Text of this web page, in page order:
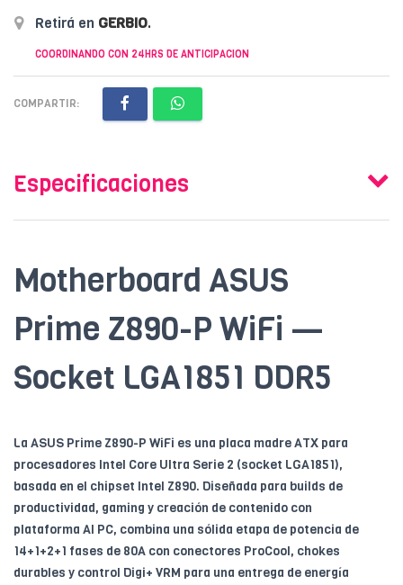
Retirá en GERBIO.
COORDINANDO CON 24HRS DE ANTICIPACION
COMPARTIR:
Especificaciones
Motherboard ASUS
Prime Z890-P WiFi —
Socket LGA1851 DDR5
La ASUS Prime Z890-P WiFi es una placa madre ATX para
procesadores Intel Core Ultra Serie 2 (socket LGA1851),
basada en el chipset Intel Z890. Diseñada para builds de
productividad, gaming y creación de contenido con
plataforma AI PC, combina una sólida etapa de potencia de
14+1+2+1 fases de 80A con conectores ProCool, chokes
durables y control Digi+ VRM para una entrega de energía